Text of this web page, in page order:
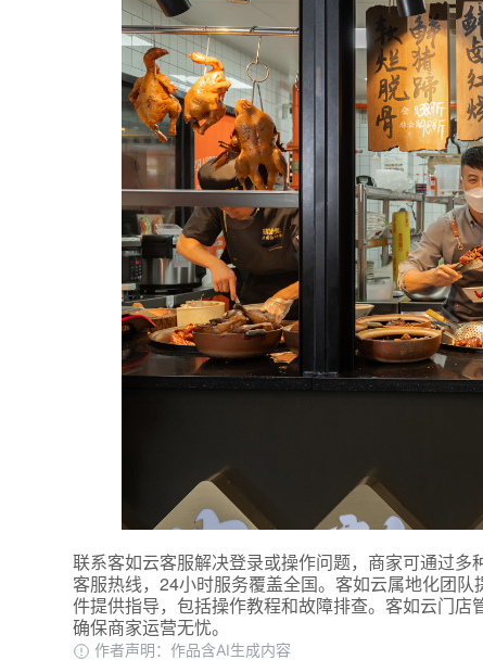
联系客如云客服解决登录或操作问题，商家可通过多
客服热线，24小时服务覆盖全国。客如云属地化团
件提供指导，包括操作教程和故障排查。客如云门店
确保商家运营无忧。
作者声明：作品含AI生成内容